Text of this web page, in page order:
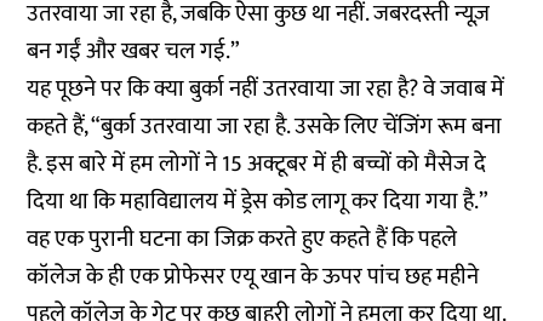
उतरवाया जा रहा है, जबकि ऐसा कुछ था नहीं. जबरदस्ती न्यूज़
बन गईं और खबर चल गई.”
यह पूछने पर कि क्या बुर्का नहीं उतरवाया जा रहा है? वे जवाब में
कहते हैं, “बुर्का उतरवाया जा रहा है. उसके लिए चेंजिंग रूम बना
है. इस बारे में हम लोगों ने 15 अक्टूबर में ही बच्चों को मैसेज दे
दिया था कि महाविद्यालय में ड्रेस कोड लागू कर दिया गया है.”
वह एक पुरानी घटना का जिक्र करते हुए कहते हैं कि पहले
कॉलेज के ही एक प्रोफेसर एयू खान के ऊपर पांच छह महीने